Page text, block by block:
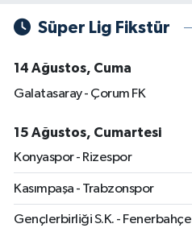
Süper Lig Fikstür
14 Ağustos, Cuma
Galatasaray - Çorum FK
15 Ağustos, Cumartesi
Konyaspor - Rizespor
Kasımpaşa - Trabzonspor
Gençlerbirliği S.K. - Fenerbahçe